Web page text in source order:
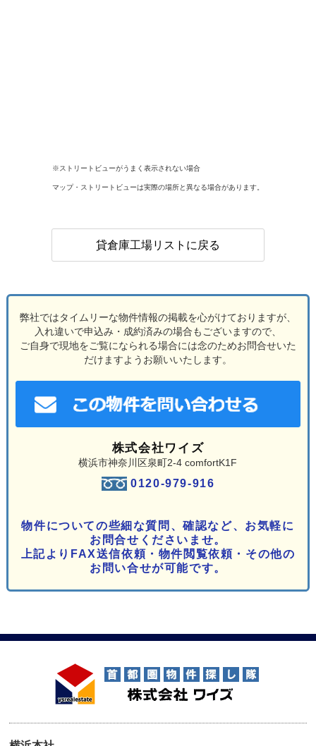
※ストリートビューがうまく表示されない場合
マップ・ストリートビューは実際の場所と異なる場合があります。
貸倉庫工場リストに戻る
弊社ではタイムリーな物件情報の掲載を心がけておりますが、
入れ違いで申込み・成約済みの場合もございますので、
ご自身で現地をご覧になられる場合には念のためお問合せいた
だけますようお願いいたします。
株式会社ワイズ
横浜市神奈川区泉町2-4 comfortK1F
0120-979-916
物件についての些細な質問、確認など、お気軽に
お問合せくださいませ。
上記よりFAX送信依頼・物件閲覧依頼・その他の
お問い合せが可能です。